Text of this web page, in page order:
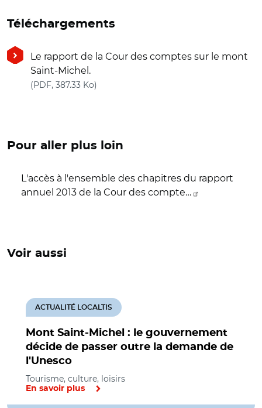
Téléchargements
Le rapport de la Cour des comptes sur le mont
Saint-Michel.
(PDF, 387.33 Ko)
Pour aller plus loin
L'accès à l'ensemble des chapitres du rapport
annuel 2013 de la Cour des compte…
Voir aussi
Mont Saint-Michel : le gouvernement
décide de passer outre la demande de
l'Unesco
ACTUALITÉ LOCALTIS
Tourisme, culture, loisirs
En savoir plus